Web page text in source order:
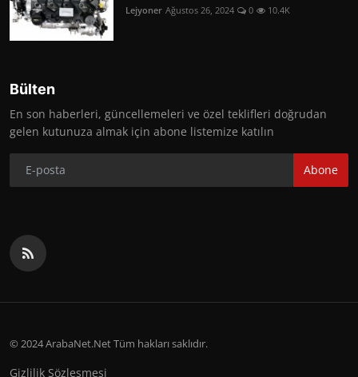
Lejyoner Ağustos 26, 2024 0 10.4K
Bülten
En son haberleri, güncellemeleri ve özel teklifleri doğrudan
gelen kutunuza almak için abone listemize katılın
Abone
© 2024 ArabaNet.Net Tüm hakları saklıdır.
Gizlilik Sözleşmesi